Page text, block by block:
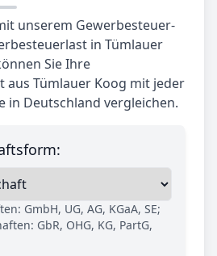
unserem Gewerbesteuer-
in Tümlauer
Sie Ihre
aus Tümlauer Koog mit jeder
in Deutschland vergleichen.
GmbH, UG, AG, KGaA, SE;
GbR, OHG, KG, PartG,